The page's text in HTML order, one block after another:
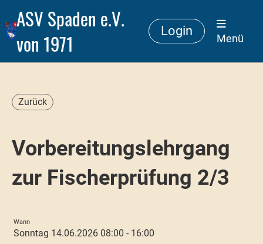
ASV Spaden e.V.
von 1971
Login
Menü
Zurück
Vorbereitungslehrgang
zur Fischerprüfung 2/3
Wann
Sonntag 14.06.2026 08:00 - 16:00